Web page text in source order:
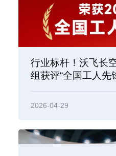
行业标杆！沃飞长
组获评“全国工人先
2026-04-29